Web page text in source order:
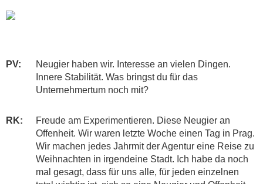
PV:
Neugier haben wir. Interesse an vielen Dingen.
Innere Stabilität. Was bringst du für das
Unternehmertum noch mit?
RK:
Freude am Experimentieren. Diese Neugier an
Offenheit. Wir waren letzte Woche einen Tag in Prag.
Wir machen jedes Jahrmit der Agentur eine Reise zu
Weihnachten in irgendeine Stadt. Ich habe da noch
mal gesagt, dass für uns alle, für jeden einzelnen